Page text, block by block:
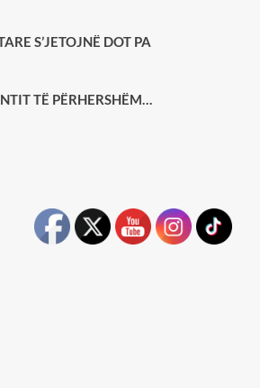
S’JETOJNË DOT PA
TË PËRHERSHËM…